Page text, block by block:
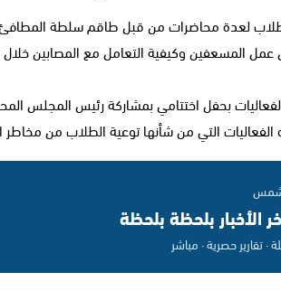
لعدة محاضرات من قبل طاقم سلطة المطافئ
المسعفين وكيفية التعامل مع المصابين
بحفل اختتامي بمشاركة رئيس المجلس
التي من شأنها توعية الطلاب من مخاطر
الأخبار بلحظة بلحظة
· تقارير حصرية · مباشر